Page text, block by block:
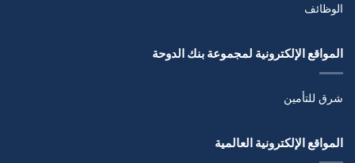
الوظائف
المواقع الإلكترونية لمجموعة بنك الدوحة
شرق للتأمين
المواقع الإلكترونية العالمية